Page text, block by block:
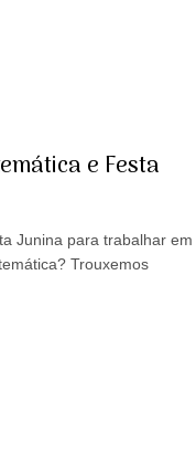
e Festa
Junina para trabalhar em
Trouxemos